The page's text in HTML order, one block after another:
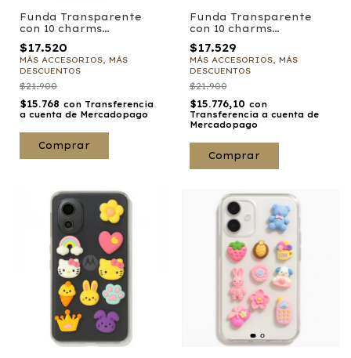
Funda Transparente
con 10 charms
adhesivos Gummys
$17.520
MÁS ACCESORIOS, MÁS
DESCUENTOS
$21.900
$15.768 con Transferencia
a cuenta de Mercadopago
Comprar
Funda Transparente
con 10 charms
adhesivos Gummys
para Samsung
$17.529
MÁS ACCESORIOS, MÁS
DESCUENTOS
$21.900
$15.776,10 con
Transferencia a cuenta de
Mercadopago
Comprar